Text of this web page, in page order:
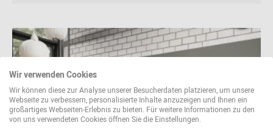
Wir verwenden Cookies
Wir können diese zur Analyse unserer Besucherdaten platzieren, um unsere
Webseite zu verbessern, personalisierte Inhalte anzuzeigen und Ihnen ein
großartiges Webseiten-Erlebnis zu bieten. Für weitere Informationen zu den
von uns verwendeten Cookies öffnen Sie die Einstellungen.